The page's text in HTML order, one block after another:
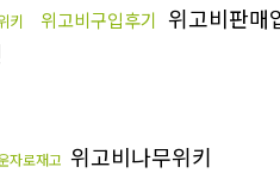
키 위고비구입후기 위고비판매
자로재고 위고비나무위키